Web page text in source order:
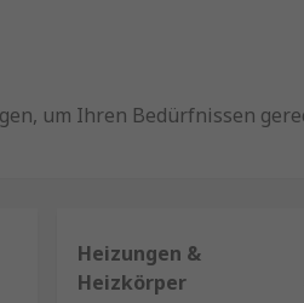
um Ihren Bedürfnissen
Heizungen &
Heizkörper